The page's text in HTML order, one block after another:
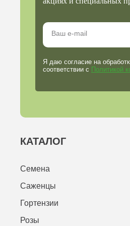
Я даю согласие на
соответствии с Политикой
КАТАЛОГ
Семена
Саженцы
Гортензии
Розы